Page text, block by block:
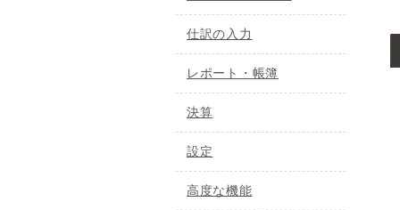
仕訳の入力
レポート・帳簿
決算
設定
高度な機能